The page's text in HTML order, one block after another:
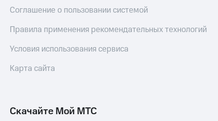
Соглашение о пользовании системой
Правила применения рекомендательных технологий
Условия использования сервиса
Карта сайта
Скачайте Мой МТС